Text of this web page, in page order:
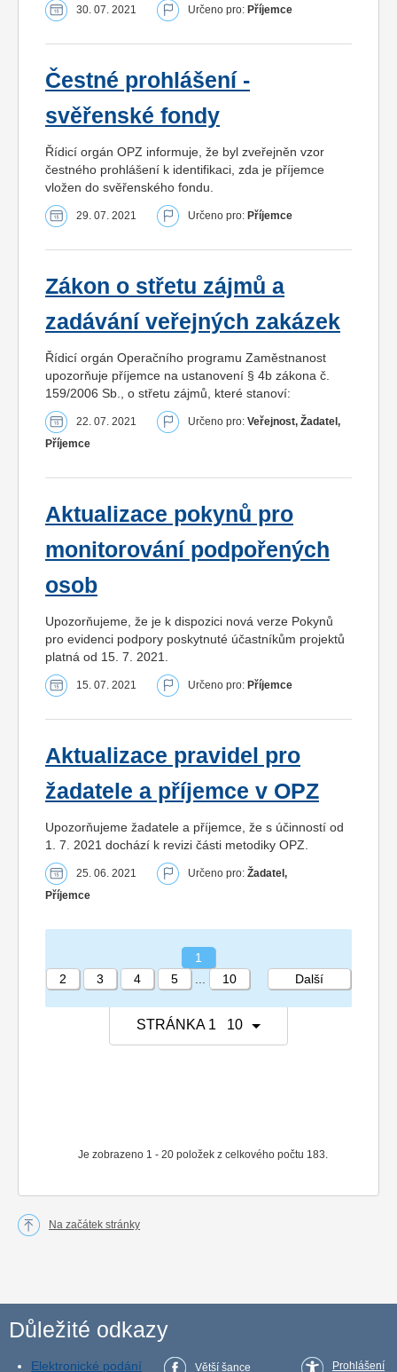
30. 07. 2021 Určeno pro: Příjemce
Čestné prohlášení -
svěřenské fondy
Řídicí orgán OPZ informuje, že byl zveřejněn vzor
čestného prohlášení k identifikaci, zda je příjemce
vložen do svěřenského fondu.
29. 07. 2021 Určeno pro: Příjemce
Zákon o střetu zájmů a
zadávání veřejných zakázek
Řídicí orgán Operačního programu Zaměstnanost
upozorňuje příjemce na ustanovení § 4b zákona č.
159/2006 Sb., o střetu zájmů, které stanoví:
22. 07. 2021 Určeno pro: Veřejnost, Žadatel,
Příjemce
Aktualizace pokynů pro
monitorování podpořených
osob
Upozorňujeme, že je k dispozici nová verze Pokynů
pro evidenci podpory poskytnuté účastníkům projektů
platná od 15. 7. 2021.
15. 07. 2021 Určeno pro: Příjemce
Aktualizace pravidel pro
žadatele a příjemce v OPZ
Upozorňujeme žadatele a příjemce, že s účinností od
1. 7. 2021 dochází k revizi části metodiky OPZ.
25. 06. 2021 Určeno pro: Žadatel,
Příjemce
STRÁNKA 1 10
Je zobrazeno 1 - 20 položek z celkového počtu 183.
1
2
3 4 5 10 Další
Na začátek stránky
Důležité odkazy
Elektronické podání Větší šance Prohlášení